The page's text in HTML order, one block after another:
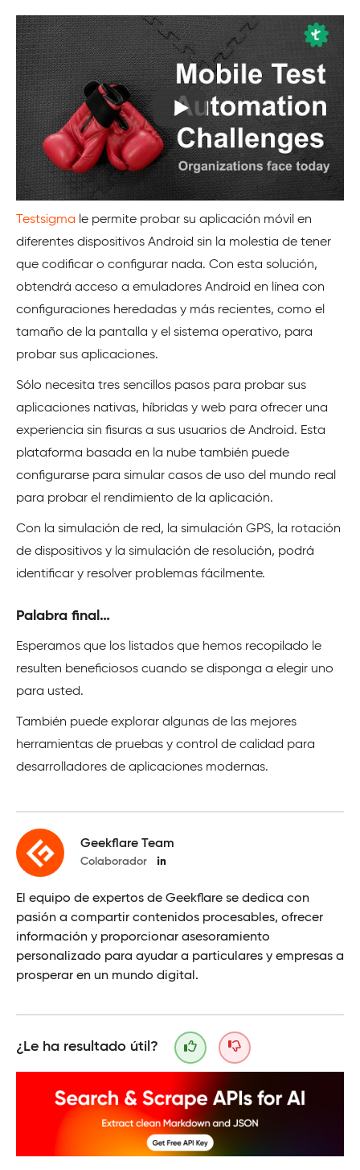
Testsigma le permite probar su aplicación móvil en
diferentes dispositivos Android sin la molestia de tener
que codificar o configurar nada. Con esta solución,
obtendrá acceso a emuladores Android en línea con
configuraciones heredadas y más recientes, como el
tamaño de la pantalla y el sistema operativo, para
probar sus aplicaciones.
Sólo necesita tres sencillos pasos para probar sus
aplicaciones nativas, híbridas y web para ofrecer una
experiencia sin fisuras a sus usuarios de Android. Esta
plataforma basada en la nube también puede
configurarse para simular casos de uso del mundo real
para probar el rendimiento de la aplicación.
Con la simulación de red, la simulación GPS, la rotación
de dispositivos y la simulación de resolución, podrá
identificar y resolver problemas fácilmente.
Palabra final…
Esperamos que los listados que hemos recopilado le
resulten beneficiosos cuando se disponga a elegir uno
para usted.
También puede explorar algunas de las mejores
herramientas de pruebas y control de calidad para
desarrolladores de aplicaciones modernas.
Geekflare Team
Colaborador
El equipo de expertos de Geekflare se dedica con
pasión a compartir contenidos procesables, ofrecer
información y proporcionar asesoramiento
personalizado para ayudar a particulares y empresas a
prosperar en un mundo digital.
¿Le ha resultado útil?